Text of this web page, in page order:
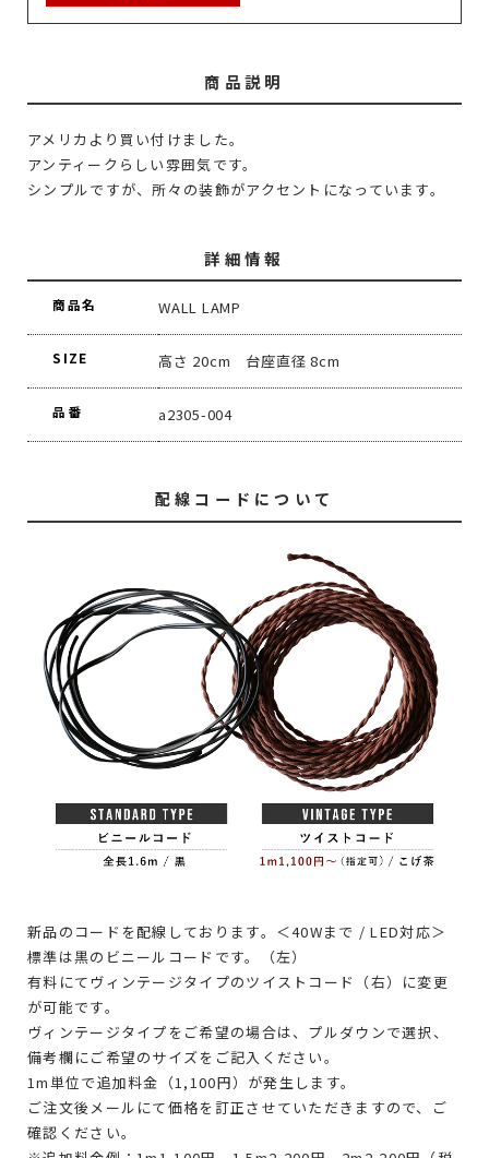
商品説明
アメリカより買い付けました。
アンティークらしい雰囲気です。
シンプルですが、所々の装飾がアクセントになっています。
詳細情報
商品名 WALL LAMP
SIZE 高さ 20cm 台座直径 8cm
品番 a2305-004
配線コードについて
新品のコードを配線しております。＜40Wまで / LED対応＞
標準は黒のビニールコードです。（左）
有料にてヴィンテージタイプのツイストコード（右）に変更
が可能です。
ヴィンテージタイプをご希望の場合は、プルダウンで選択、
備考欄にご希望のサイズをご記入ください。
1m単位で追加料金（1,100円）が発生します。
ご注文後メールにて価格を訂正させていただきますので、ご
確認ください。